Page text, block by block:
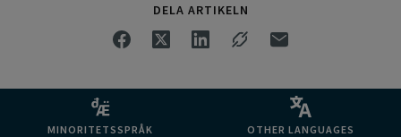
DELA ARTIKELN
MINORITETSSPRÅK OTHER LANGUAGES